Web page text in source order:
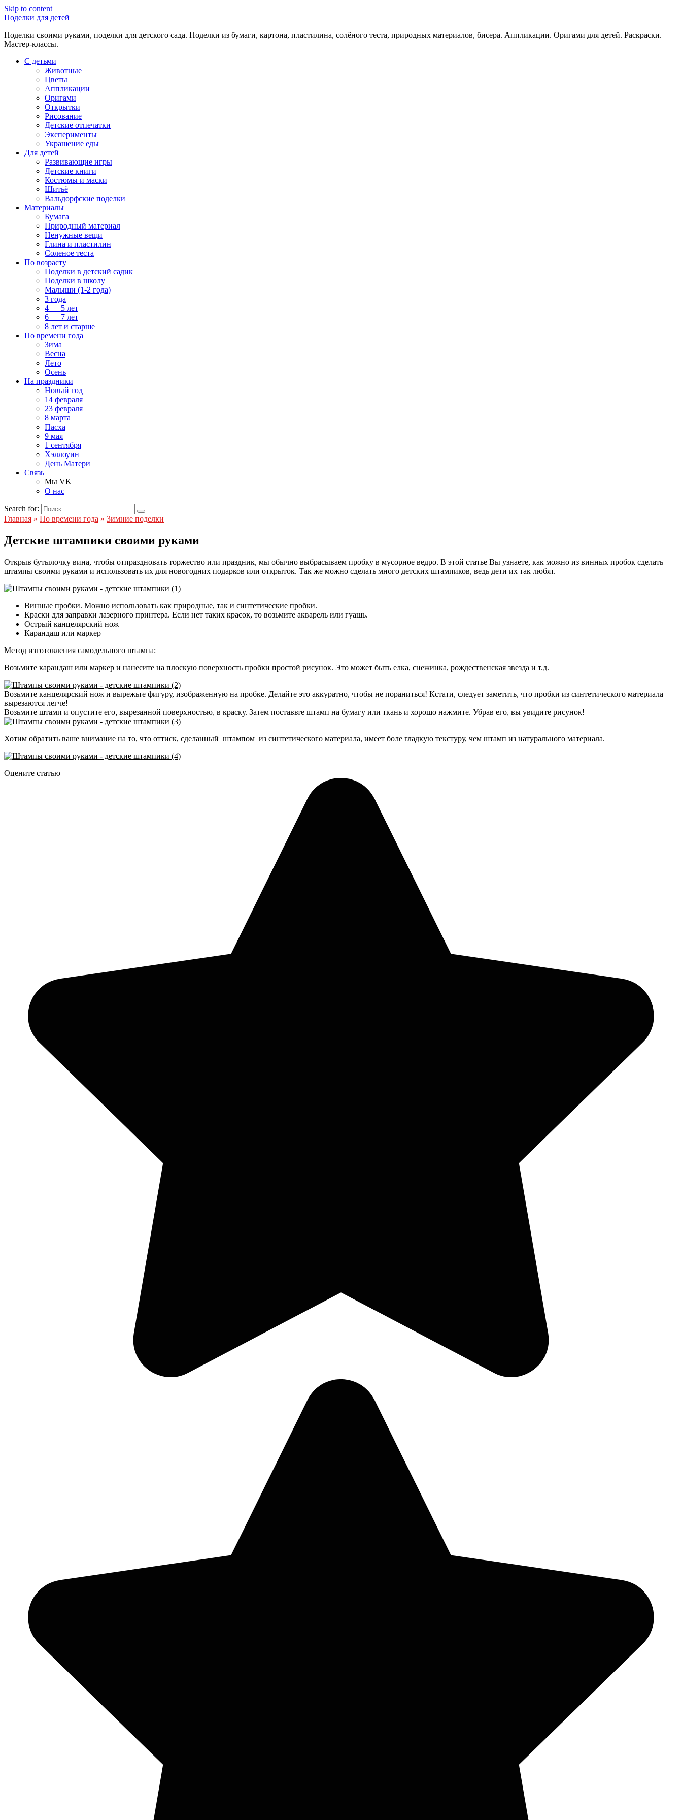
Skip to content
Поделки для детей
Поделки своими руками, поделки для детского сада. Поделки из бумаги, картона, пластилина, солёного теста, природных материалов, бисера. Аппликации. Оригами для детей. Раскраски.
Мастер-классы.
С детьми
Животные
Цветы
Аппликации
Оригами
Открытки
Рисование
Детские отпечатки
Эксперименты
Украшение еды
Для детей
Развивающие игры
Детские книги
Костюмы и маски
Шитьё
Вальдорфские поделки
Материалы
Бумага
Природный материал
Ненужные вещи
Глина и пластилин
Соленое теста
По возрасту
Поделки в детский садик
Поделки в школу
Малыши (1-2 года)
3 года
4 — 5 лет
6 — 7 лет
8 лет и старше
По времени года
Зима
Весна
Лето
Осень
На праздники
Новый год
14 февраля
23 февраля
8 марта
Пасха
9 мая
1 сентября
Хэллоуин
День Матери
Связь
Мы VK
О нас
Search for:
Главная » По времени года » Зимние поделки
Детские штампики своими руками
Открыв бутылочку вина, чтобы отпраздновать торжество или праздник, мы обычно выбрасываем пробку в мусорное ведро. В этой статье Вы узнаете, как можно из винных пробок сделать
штампы своими руками и использовать их для новогодних подарков или открыток. Так же можно сделать много детских штампиков, ведь дети их так любят.
Винные пробки. Можно использовать как природные, так и синтетические пробки.
Краски для заправки лазерного принтера. Если нет таких красок, то возьмите акварель или гуашь.
Острый канцелярский нож
Карандаш или маркер
Метод изготовления самодельного штампа:
Возьмите карандаш или маркер и нанесите на плоскую поверхность пробки простой рисунок. Это может быть елка, снежинка, рождественская звезда и т.д.
Возьмите канцелярский нож и вырежьте фигуру, изображенную на пробке. Делайте это аккуратно, чтобы не пораниться! Кстати, следует заметить, что пробки из синтетического материала
вырезаются легче!
Возьмите штамп и опустите его, вырезанной поверхностью, в краску. Затем поставьте штамп на бумагу или ткань и хорошо нажмите. Убрав его, вы увидите рисунок!
Хотим обратить ваше внимание на то, что оттиск, сделанный штампом из синтетического материала, имеет боле гладкую текстуру, чем штамп из натурального материала.
Оцените статью